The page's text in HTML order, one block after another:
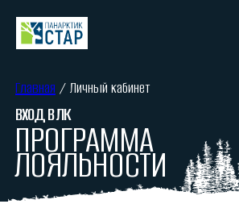
ВХОД В ЛК
ПРОГРАММА
ЛОЯЛЬНОСТИ
Главная / Личный кабинет